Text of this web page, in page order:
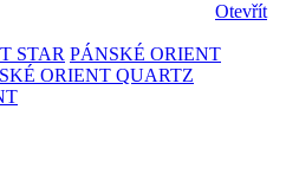
Otevřít
STAR PÁNSKÉ ORIENT
ORIENT QUARTZ